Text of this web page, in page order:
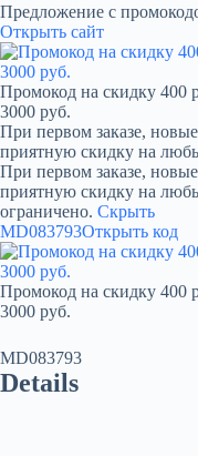
Предложение с
Открыть сайт
Промокод на скидку 400
3000 руб.
При первом заказе,
приятную скидку на
При первом заказе,
приятную скидку на
ограничено. Скрыть
MD083793Открыть код
Промокод на скидку 400
3000 руб.
MD083793
Details